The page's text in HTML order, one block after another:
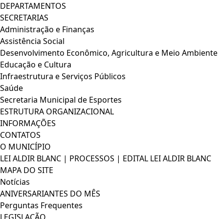
DEPARTAMENTOS
SECRETARIAS
Administração e Finanças
Assistência Social
Desenvolvimento Econômico, Agricultura e Meio Ambiente
Educação e Cultura
Infraestrutura e Serviços Públicos
Saúde
Secretaria Municipal de Esportes
ESTRUTURA ORGANIZACIONAL
INFORMAÇÕES
CONTATOS
O MUNICÍPIO
LEI ALDIR BLANC | PROCESSOS | EDITAL LEI ALDIR BLANC
MAPA DO SITE
Notícias
ANIVERSARIANTES DO MÊS
Perguntas Frequentes